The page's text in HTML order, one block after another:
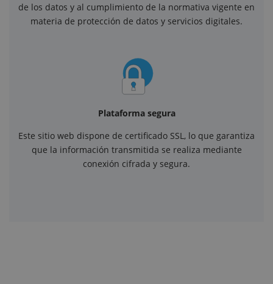
de los datos y al cumplimiento de la normativa vigente en
materia de protección de datos y servicios digitales.
Plataforma segura
Este sitio web dispone de certificado SSL, lo que garantiza
que la información transmitida se realiza mediante
conexión cifrada y segura.